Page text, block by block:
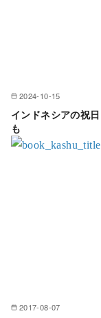
2024-10-15
インドネシアの祝
も
2017-08-07